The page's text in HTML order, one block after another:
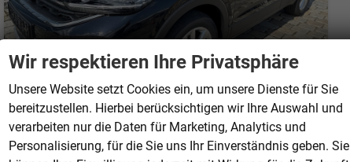
Volkswagen T-Cross
Limited Edition 1,5 TSI 150 PS DSG - PDC vorne/hinten-Rückfahrkamera-AppleCarPlay/AndroidAuto-2 Zonen Klimaautomatik-USB C-ACC inkl. TravelAssist-LED-Keyless Go-Sofort
Wir respektieren Ihre Privatsphäre
Unsere Website setzt Cookies ein, um unsere Dienste für Sie
bereitzustellen. Hierbei berücksichtigen wir Ihre Auswahl und
verarbeiten nur die Daten für Marketing, Analytics und
Personalisierung, für die Sie uns Ihr Einverständnis geben. Sie